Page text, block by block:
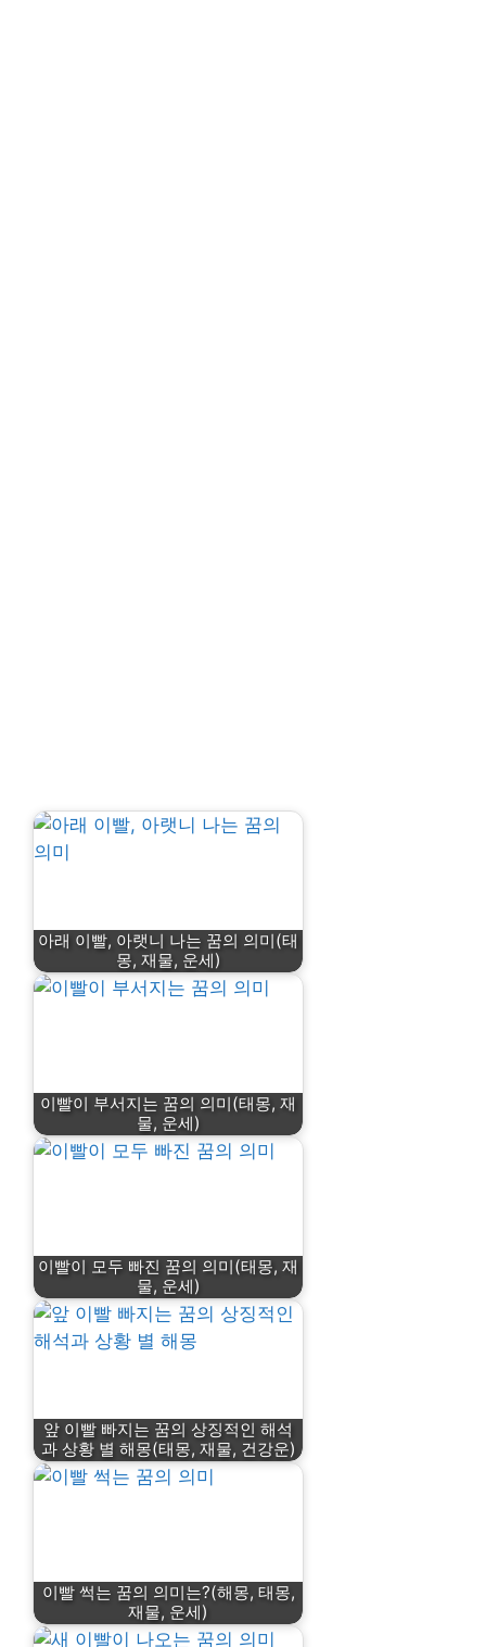
아래 이빨, 아랫니 나는 꿈의 의미(태
몽, 재물, 운세)
이빨이 부서지는 꿈의 의미(태몽, 재
물, 운세)
이빨이 모두 빠진 꿈의 의미(태몽, 재
물, 운세)
앞 이빨 빠지는 꿈의 상징적인 해석
과 상황 별 해몽(태몽, 재물, 건강운)
이빨 썩는 꿈의 의미는?(해몽, 태몽,
재물, 운세)